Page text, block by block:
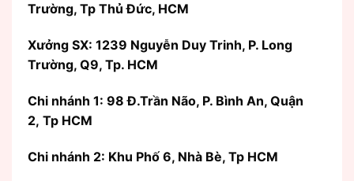
Trường, Tp Thủ Đức, HCM
Xưởng SX: 1239 Nguyễn Duy Trinh, P. Long
Trường, Q9, Tp. HCM
Chi nhánh 1: 98 Đ.Trần Não, P. Bình An, Quận
2, Tp HCM
Chi nhánh 2: Khu Phố 6, Nhà Bè, Tp HCM